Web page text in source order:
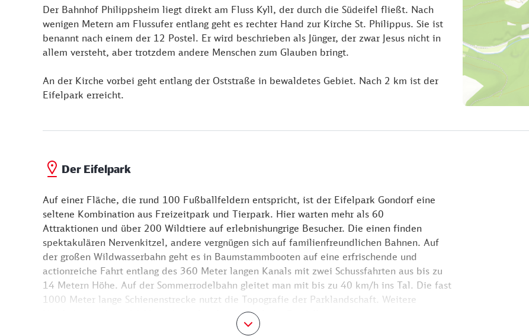
Der Bahnhof Philippsheim liegt direkt am Fluss Kyll, der durch die Südeifel fließt. Nach
wenigen Metern am Flussufer entlang geht es rechter Hand zur Kirche St. Philippus. Sie ist
benannt nach einem der 12 Postel. Er wird beschrieben als Jünger, der zwar Jesus nicht in
allem versteht, aber trotzdem andere Menschen zum Glauben bringt.
An der Kirche vorbei geht entlang der Oststraße in bewaldetes Gebiet. Nach 2 km ist der
Eifelpark erreicht.
Der Eifelpark
Auf einer Fläche, die rund 100 Fußballfeldern entspricht, ist der Eifelpark Gondorf eine
seltene Kombination aus Freizeitpark und Tierpark. Hier warten mehr als 60
Attraktionen und über 200 Wildtiere auf erlebnishungrige Besucher. Die einen finden
spektakulären Nervenkitzel, andere vergnügen sich auf familienfreundlichen Bahnen. Auf
der großen Wildwasserbahn geht es in Baumstammbooten auf eine erfrischende und
actionreiche Fahrt entlang des 360 Meter langen Kanals mit zwei Schussfahrten aus bis zu
14 Metern Höhe. Auf der Sommerrodelbahn gleitet man mit bis zu 40 km/h ins Tal. Die fast
1000 Meter lange Schienenstrecke nutzt die Topografie der Parklandschaft. Weitere
Highlights sind der 14 Meter hohe familienfreundliche Freifallturm,
die Familienachterbahn, der Pony-Express sowie die beiden Autoscooter für Kleine und